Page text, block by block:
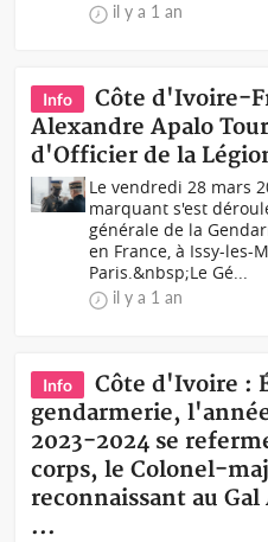
il y a 1 an
Info
Côte d'Ivoire-
Alexandre Apalo
d'Officier de la
Le vendredi 28 mars
marquant s'est
générale de la
en France, à Issy-les-
Paris.&nbsp;Le Gé...
il y a 1 an
Info
Côte d'Ivoire :
gendarmerie,
2023-2024 se
corps, le Colonel-
reconnaissant au
...